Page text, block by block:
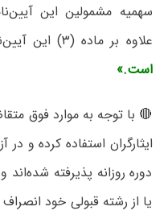
سهمیه مشمولین این
علاوه بر ماده (۳) این آیین‌نامه
است.»
دوره روزانه پذیرفته
یا از رشته قبولی خود انصراف